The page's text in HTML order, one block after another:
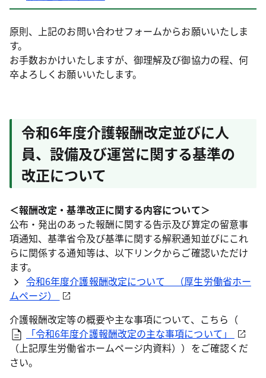
原則、上記のお問い合わせフォームからお願いいたしま
す。
お手数おかけいたしますが、御理解及び御協力の程、何
卒よろしくお願いいたします。
令和6年度介護報酬改定並びに人
員、設備及び運営に関する基準の
改正について
＜報酬改定・基準改正に関する内容について＞
公布・発出のあった報酬に関する告示及び算定の留意事
項通知、基準省令及び基準に関する解釈通知並びにこれ
らに関係する通知等は、以下リンクからご確認いただけ
ます。
令和6年度介護報酬改定について （厚生労働省ホー
ムページ）
介護報酬改定等の概要や主な事項について、こちら（
「令和6年度介護報酬改定の主な事項について」
（上記厚生労働省ホームページ内資料））をご確認くだ
さい。